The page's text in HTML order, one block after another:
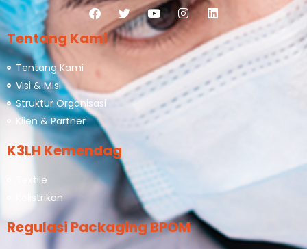
Tentang Kami
Tentang Kami
Visi & Misi
Struktur Organisasi
Klien & Partner
K3LH Kemendag
Textile
Kelistrikan
Regulasi Packaging BPOM